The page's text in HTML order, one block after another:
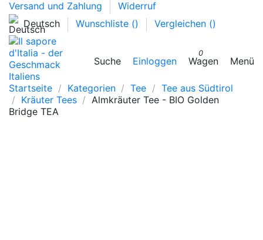
Versand und Zahlung
Widerruf
Deutsch
Wunschliste () Vergleichen ()
Suche Einloggen
0
Wagen Menü
Startseite Kategorien Tee
Tee aus Südtirol
Kräuter Tees
Almkräuter Tee - BIO Golden
Bridge TEA